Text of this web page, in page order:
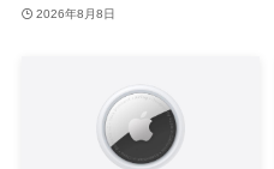
上げの可能性も?!
2026年8月8日